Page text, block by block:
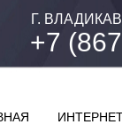
Г.
+7